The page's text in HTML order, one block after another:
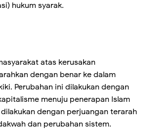
hukum syarak.
atas kerusakan
dengan benar ke dalam
Perubahan ini dilakukan dengan
menuju penerapan Islam
dengan perjuangan terarah
dan perubahan sistem.